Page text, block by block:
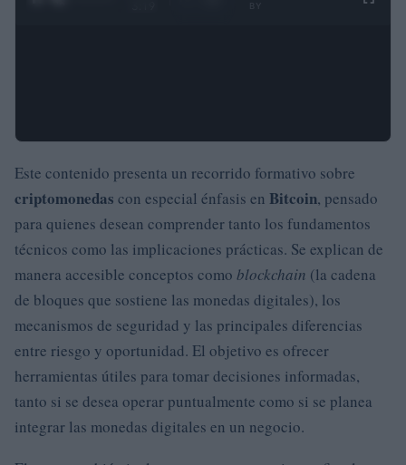
Este contenido presenta un recorrido formativo sobre
criptomonedas con especial énfasis en Bitcoin, pensado
para quienes desean comprender tanto los fundamentos
técnicos como las implicaciones prácticas. Se explican de
manera accesible conceptos como blockchain (la cadena
de bloques que sostiene las monedas digitales), los
mecanismos de seguridad y las principales diferencias
entre riesgo y oportunidad. El objetivo es ofrecer
herramientas útiles para tomar decisiones informadas,
tanto si se desea operar puntualmente como si se planea
integrar las monedas digitales en un negocio.